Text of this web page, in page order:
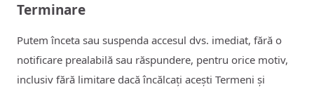
Terminare
Putem înceta sau suspenda accesul dvs. imediat, fără o
notificare prealabilă sau răspundere, pentru orice motiv,
inclusiv fără limitare dacă încălcați acești Termeni și